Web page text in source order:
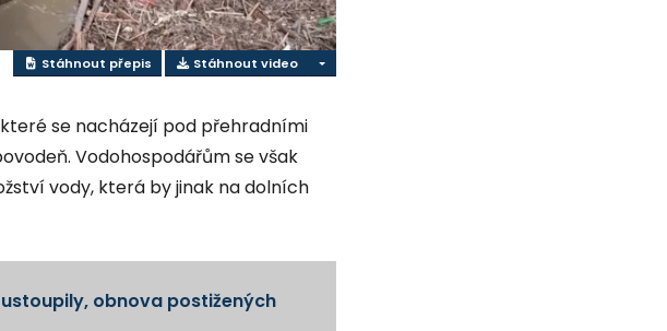
Stáhnout přepis Stáhnout video
se nacházejí pod přehradními
Vodohospodářům se však
vody, která by jinak na dolních
ustoupily, obnova postižených